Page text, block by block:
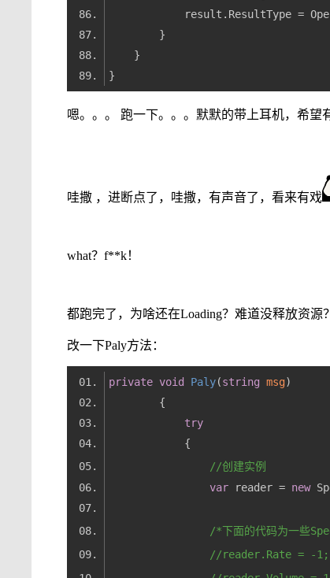
嗯。。。 跑一下。。。默默的带上耳机，希望
哇撒 ，进断点了，哇撒，有声音了，看来有戏
what？f**k！
都跑完了，为啥还在Loading？难道没释放资源
改一下Paly方法：
private void Paly(string msg)
try
//创建实例
var reader = new
/*下面的代码为一些
//reader.Rate = -